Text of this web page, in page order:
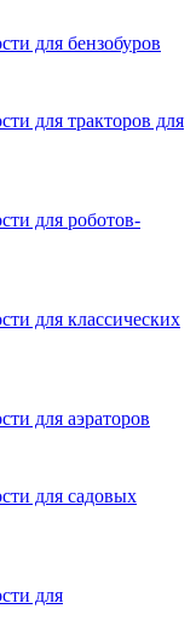
для бензобуров
для тракторов для
для роботов-
для классических
для аэраторов
для садовых
для